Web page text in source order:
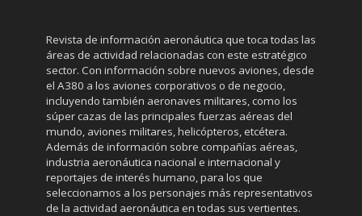
Revista de información aeronáutica que toca todas las
áreas de actividad relacionadas con este estratégico
sector. Con información sobre nuevos aviones, desde
el A380 a los aviones corporativos o de negocio,
incluyendo también aeronaves militares, como los
súper cazas de las principales fuerzas aéreas del
mundo, aviones militares, helicópteros, etcétera.
Además de información sobre compañías aéreas,
industria aeronáutica nacional e internacional y
reportajes de interés humano, para los que
seleccionamos a los personajes más representativos
de la actividad aeronáutica en todas sus vertientes.